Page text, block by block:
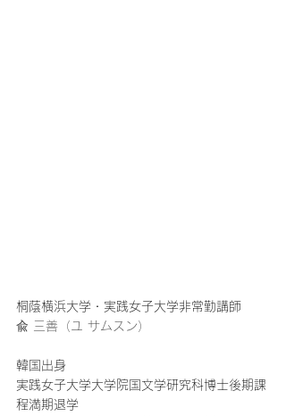
桐蔭横浜大学・実践女子大学非常勤講師
兪 三善（ユ サムスン）
韓国出身
実践女子大学大学院国文学研究科博士後期課
程満期退学